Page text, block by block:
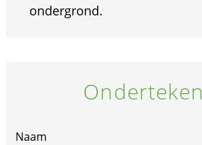
ondergrond.
Naam